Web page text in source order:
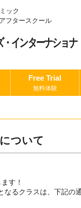
ック
フタースクール
インターナショナ
Free Trial
無料体験
ついて
す！
なるクラスは、下記の